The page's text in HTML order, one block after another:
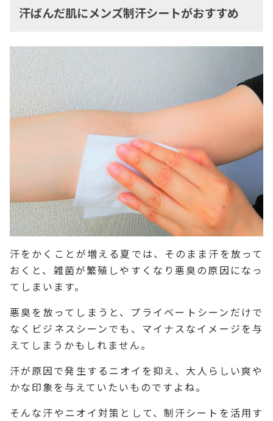
汗ばんだ肌にメンズ制汗シートがおすすめ
汗をかくことが増える夏では、そのまま汗を放って
おくと、雑菌が繁殖しやすくなり悪臭の原因になっ
てしまいます。
悪臭を放ってしまうと、プライベートシーンだけで
なくビジネスシーンでも、マイナスなイメージを与
えてしまうかもしれません。
汗が原因で発生するニオイを抑え、大人らしい爽や
かな印象を与えていたいものですよね。
そんな汗やニオイ対策として、制汗シートを活用す